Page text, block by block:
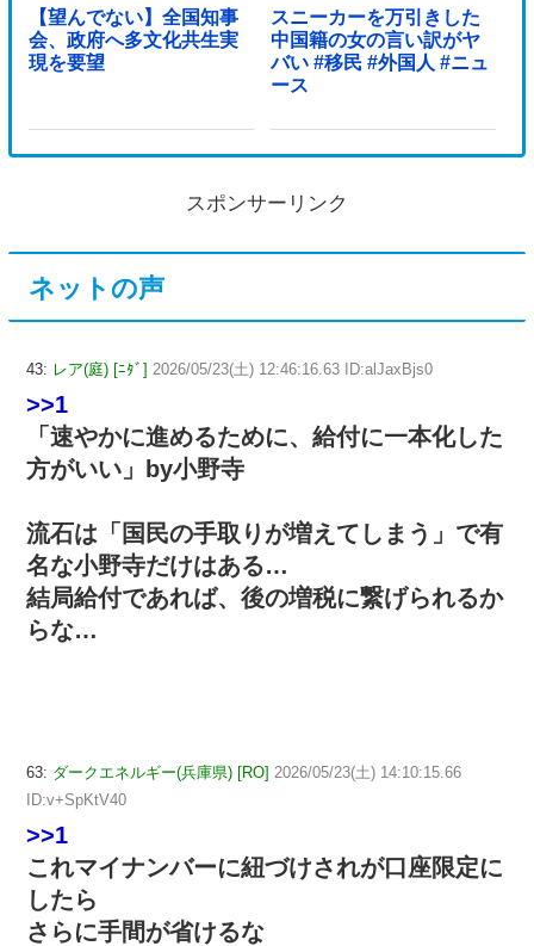
【望んでない】全国知事
会、政府へ多文化共生実
現を要望
スニーカーを万引きした
中国籍の女の言い訳がヤ
バい #移民 #外国人 #ニュ
ース
スポンサーリンク
ネットの声
43: レア(庭) [ﾆﾀﾞ] 2026/05/23(土) 12:46:16.63 ID:alJaxBjs0
>>1
「速やかに進めるために、給付に一本化した
方がいい」by小野寺
流石は「国民の手取りが増えてしまう」で有
名な小野寺だけはある…
結局給付であれば、後の増税に繋げられるか
らな…
63: ダークエネルギー(兵庫県) [RO] 2026/05/23(土) 14:10:15.66
ID:v+SpKtV40
>>1
これマイナンバーに紐づけされが口座限定に
したら
さらに手間が省けるな